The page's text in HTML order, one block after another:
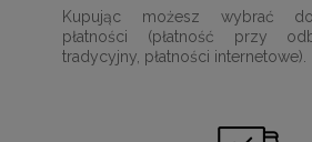
Kupując możesz wybrać
płatności (płatność przy
tradycyjny, płatności internetowe).